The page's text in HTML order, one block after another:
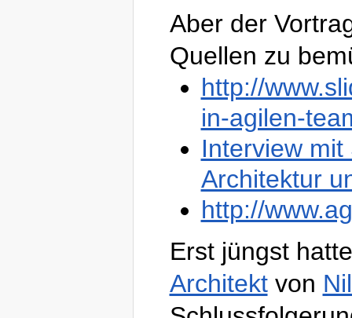
Aber der
Quellen zu
http://
in-agilen-
Interview
Architektur
http://
Erst jüngst
Architektvon